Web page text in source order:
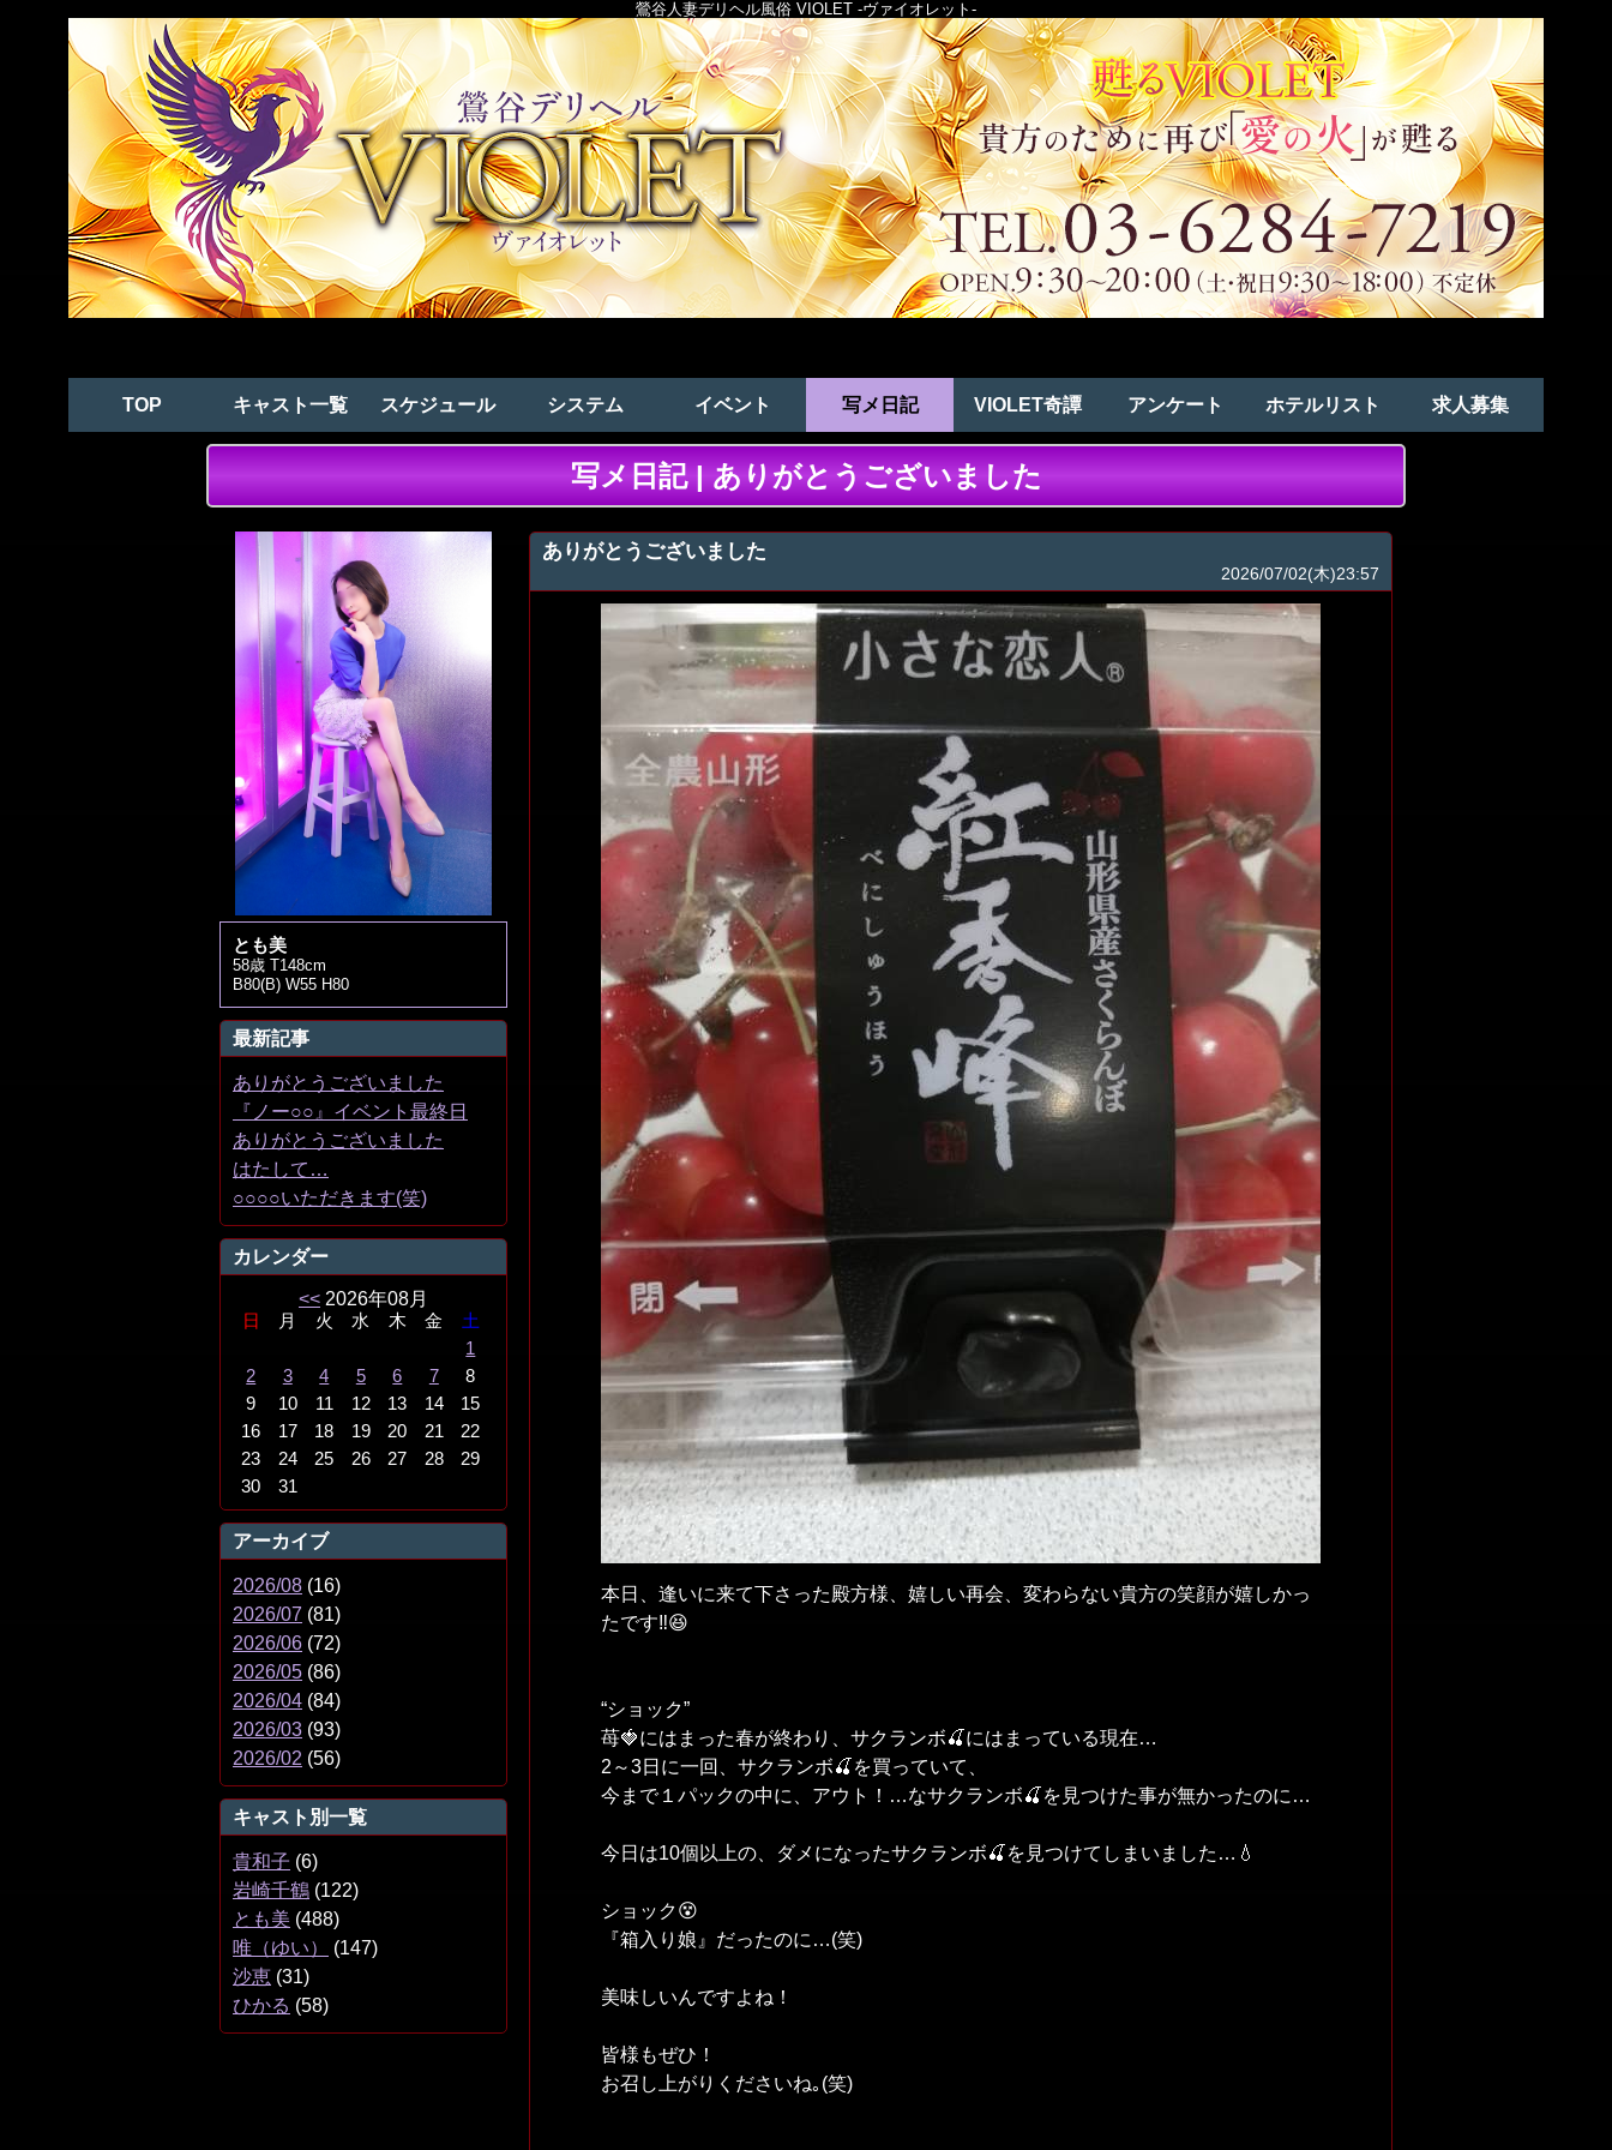
鶯谷人妻デリヘル風俗 VIOLET -ヴァイオレット-
TOP キャスト一覧 スケジュール システム イベント 写メ日記 VIOLET奇譚 アンケート ホテルリスト 求人募集
写メ日記 | ありがとうございました
とも美
58歳 T148cm
B80(B) W55 H80
最新記事
ありがとうございました
『ノー○○』イベント最終日
ありがとうございました
はたして…
○○○○いただきます(笑)
カレンダー
<< 2026年08月
日 月 火 水 木 金
土
1
2
3 4 5 6 7
8
9
10 11 12 13 14
15
16
17 18 19 20 21
22
23
24 25 26 27 28
29
30
31
アーカイブ
2026/08 (16)
2026/07 (81)
2026/06 (72)
2026/05 (86)
2026/04 (84)
2026/03 (93)
2026/02 (56)
キャスト別一覧
貴和子 (6)
岩崎千鶴 (122)
とも美 (488)
唯（ゆい）
(147)
沙恵 (31)
ひかる (58)
ありがとうございました
2026/07/02(木)23:57
本日、逢いに来て下さった殿方様、嬉しい再会、変わらない貴方の笑顔が嬉しかっ
たです‼️😆
“ショック”
苺🍓にはまった春が終わり、サクランボ🍒にはまっている現在…
2～3日に一回、サクランボ🍒を買っていて、
今まで１パックの中に、アウト！…なサクランボ🍒を見つけた事が無かったのに…
今日は10個以上の、ダメになったサクランボ🍒を見つけてしまいました…💧
ショック😵
『箱入り娘』だったのに…(笑)
美味しいんですよね！
皆様もぜひ！
お召し上がりくださいね｡(笑)